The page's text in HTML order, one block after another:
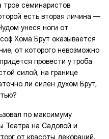
трое семинаристов
есть вторая личина —
унеся ноги от
Хома Брут оказывается
от которого невозможно
провести у гроба
силой, на границе
ли силен духом Брут,
по максимуму
Театра на Садовой и
от красоты декораций,